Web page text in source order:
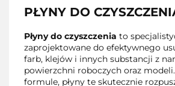
PŁYNY DO
Płyny do czyszczenia to
zaprojektowane do efektywnego
farb, klejów i innych substancji z
powierzchni roboczych oraz
formule, płyny te skutecznie